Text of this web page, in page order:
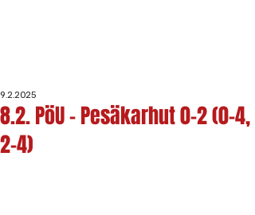
8.2. PöU - Pesäkarhut 0-2 (0-4,
2-4)
9.2.2025